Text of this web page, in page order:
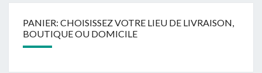
PANIER: CHOISISSEZ VOTRE LIEU DE LIVRAISON,
BOUTIQUE OU DOMICILE